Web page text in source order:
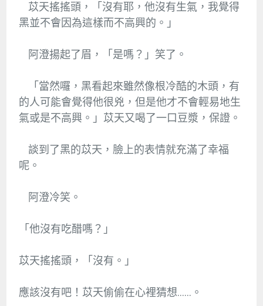
苡天搖搖頭，「沒有耶，他沒有生氣，我覺得
黑並不會因為這樣而不高興的。」
阿澄揚起了眉，「是嗎？」笑了。
「當然囉，黑看起來雖然像根冷酷的木頭，有
的人可能會覺得他很兇，但是他才不會輕易地生
氣或是不高興。」苡天又喝了一口豆漿，保證。
談到了黑的苡天，臉上的表情就充滿了幸福
呢。
阿澄冷笑。
「他沒有吃醋嗎？」
苡天搖搖頭，「沒有。」
應該沒有吧！苡天偷偷在心裡猜想……。